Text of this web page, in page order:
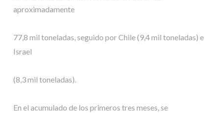
aproximadamente
77,8 mil toneladas, seguido por Chile (9,4 mil toneladas) e
Israel
(8,3 mil toneladas).
En el acumulado de los primeros tres meses, se